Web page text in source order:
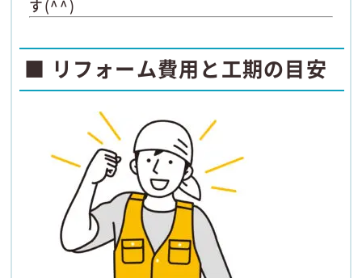
す(^^)
■ リフォーム費用と工期の目安